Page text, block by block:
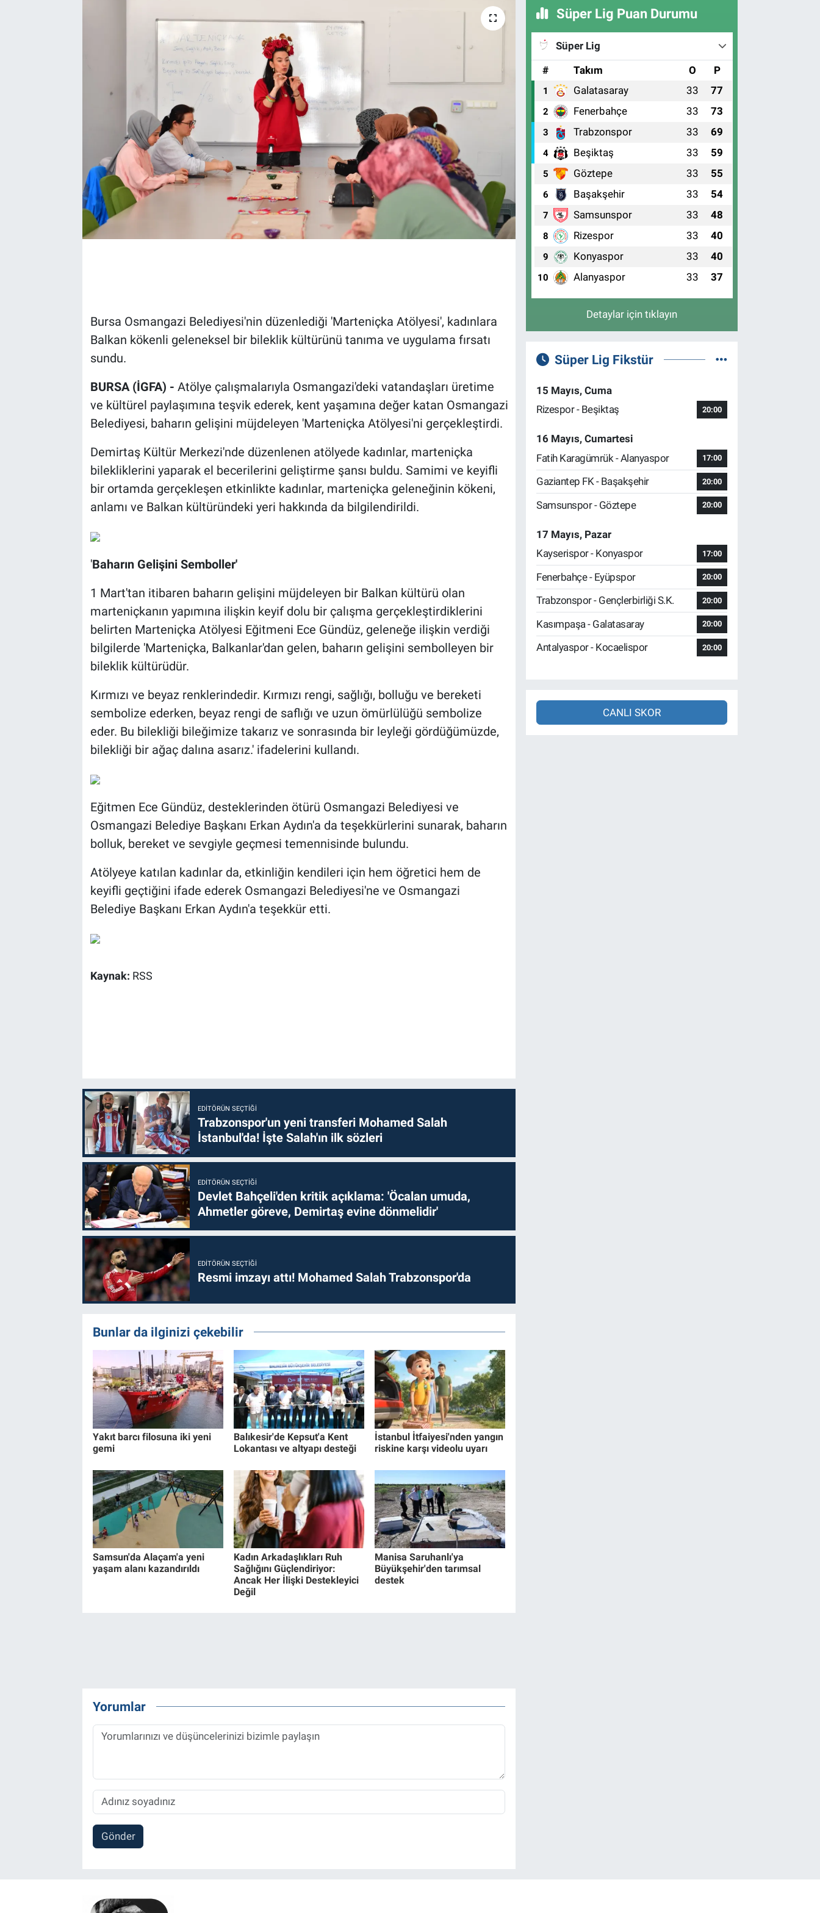
Bursa Osmangazi Belediyesi'nin düzenlediği 'Marteniçka Atölyesi', kadınlara
Balkan kökenli geleneksel bir bileklik kültürünü tanıma ve uygulama fırsatı
sundu.
BURSA (İGFA) - Atölye çalışmalarıyla Osmangazi'deki vatandaşları üretime
ve kültürel paylaşımına teşvik ederek, kent yaşamına değer katan Osmangazi
Belediyesi, baharın gelişini müjdeleyen 'Marteniçka Atölyesi'ni gerçekleştirdi.
Demirtaş Kültür Merkezi'nde düzenlenen atölyede kadınlar, marteniçka
bilekliklerini yaparak el becerilerini geliştirme şansı buldu. Samimi ve keyifli
bir ortamda gerçekleşen etkinlikte kadınlar, marteniçka geleneğinin kökeni,
anlamı ve Balkan kültüründeki yeri hakkında da bilgilendirildi.
'Baharın Gelişini Semboller'
1 Mart'tan itibaren baharın gelişini müjdeleyen bir Balkan kültürü olan
marteniçkanın yapımına ilişkin keyif dolu bir çalışma gerçekleştirdiklerini
belirten Marteniçka Atölyesi Eğitmeni Ece Gündüz, geleneğe ilişkin verdiği
bilgilerde 'Marteniçka, Balkanlar'dan gelen, baharın gelişini sembolleyen bir
bileklik kültürüdür.
Kırmızı ve beyaz renklerindedir. Kırmızı rengi, sağlığı, bolluğu ve bereketi
sembolize ederken, beyaz rengi de saflığı ve uzun ömürlülüğü sembolize
eder. Bu bilekliği bileğimize takarız ve sonrasında bir leyleği gördüğümüzde,
bilekliği bir ağaç dalına asarız.' ifadelerini kullandı.
Eğitmen Ece Gündüz, desteklerinden ötürü Osmangazi Belediyesi ve
Osmangazi Belediye Başkanı Erkan Aydın'a da teşekkürlerini sunarak, baharın
bolluk, bereket ve sevgiyle geçmesi temennisinde bulundu.
Atölyeye katılan kadınlar da, etkinliğin kendileri için hem öğretici hem de
keyifli geçtiğini ifade ederek Osmangazi Belediyesi'ne ve Osmangazi
Belediye Başkanı Erkan Aydın'a teşekkür etti.
Kaynak: RSS
EDITÖRÜN SEÇTIĞI
Trabzonspor'un yeni transferi Mohamed Salah
İstanbul'da! İşte Salah'ın ilk sözleri
EDITÖRÜN SEÇTIĞI
Devlet Bahçeli'den kritik açıklama: 'Öcalan umuda,
Ahmetler göreve, Demirtaş evine dönmelidir'
EDITÖRÜN SEÇTIĞI
Resmi imzayı attı! Mohamed Salah Trabzonspor'da
Bunlar da ilginizi çekebilir
Yakıt barcı filosuna iki yeni
gemi
Balıkesir'de Kepsut'a Kent
Lokantası ve altyapı desteği
İstanbul İtfaiyesi'nden yangın
riskine karşı videolu uyarı
Samsun'da Alaçam'a yeni
yaşam alanı kazandırıldı
Kadın Arkadaşlıkları Ruh
Sağlığını Güçlendiriyor:
Ancak Her İlişki Destekleyici
Değil
Manisa Saruhanlı'ya
Büyükşehir'den tarımsal
destek
Yorumlar
Gönder
Süper Lig Puan Durumu
Süper Lig
#
Takım O P
1 Galatasaray 33 77
2 Fenerbahçe 33 73
3 Trabzonspor 33 69
4 Beşiktaş 33 59
5 Göztepe 33 55
6 Başakşehir 33 54
7 Samsunspor 33 48
8 Rizespor 33 40
9 Konyaspor 33 40
10 Alanyaspor 33 37
Detaylar için tıklayın
Süper Lig Fikstür
15 Mayıs, Cuma
Rizespor - Beşiktaş
20:00
16 Mayıs, Cumartesi
Fatih Karagümrük - Alanyaspor
17:00
Gaziantep FK - Başakşehir 20:00
Samsunspor - Göztepe 20:00
17 Mayıs, Pazar
Kayserispor - Konyaspor
17:00
Fenerbahçe - Eyüpspor 20:00
Trabzonspor - Gençlerbirliği S.K. 20:00
Kasımpaşa - Galatasaray 20:00
Antalyaspor - Kocaelispor 20:00
CANLI SKOR